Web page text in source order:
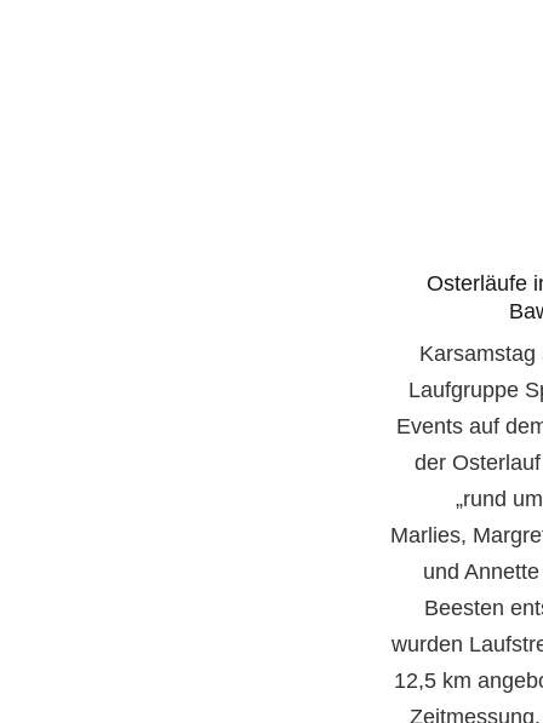
Osterläufe
Laufgruppe
Events auf
der
„rund
Marlies,
und
Beesten
wurden
12,5 km